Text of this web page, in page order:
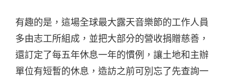
有趣的是，這場全球最大露天音樂節的工作人員
多由志工所組成，並把大部分的營收捐贈慈善，
還訂定了每五年休息一年的慣例，讓土地和主辦
單位有短暫的休息，造訪之前可別忘了先查詢一